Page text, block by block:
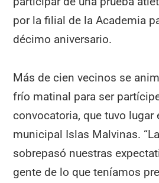
por la filial de la Academia
décimo aniversario.
Más de cien vecinos se
frío matinal para ser
convocatoria, que tuvo
municipal Islas Malvinas.
sobrepasó nuestras
gente de lo que teníamos